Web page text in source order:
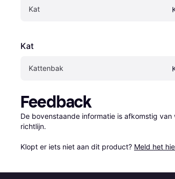
Kat
Kat
Kattenbak
Feedback
De bovenstaande informatie is afkomstig
richtlijn.
Klopt er iets niet aan dit product? Meld het